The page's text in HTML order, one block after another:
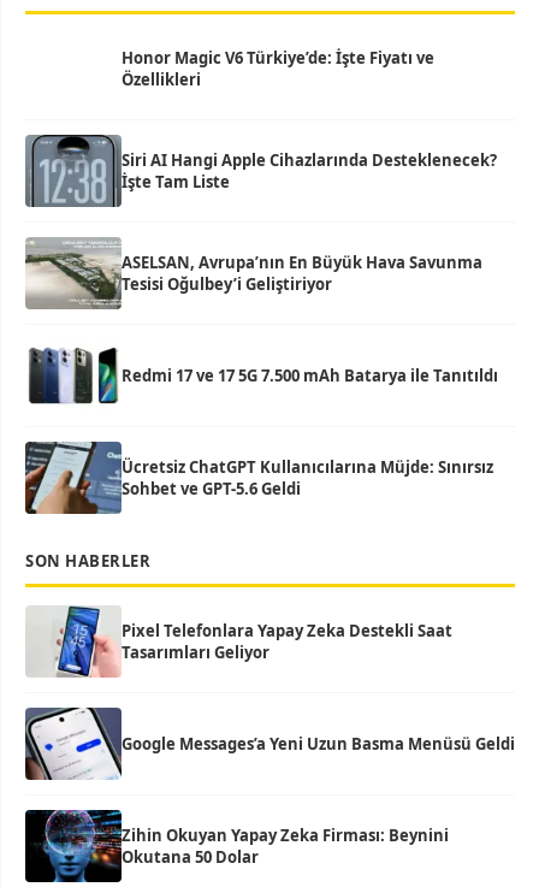
Honor Magic V6 Türkiye’de: İşte Fiyatı ve
Özellikleri
Siri AI Hangi Apple Cihazlarında Desteklenecek?
İşte Tam Liste
ASELSAN, Avrupa’nın En Büyük Hava Savunma
Tesisi Oğulbey’i Geliştiriyor
Redmi 17 ve 17 5G 7.500 mAh Batarya ile Tanıtıldı
Ücretsiz ChatGPT Kullanıcılarına Müjde: Sınırsız
Sohbet ve GPT-5.6 Geldi
SON HABERLER
Pixel Telefonlara Yapay Zeka Destekli Saat
Tasarımları Geliyor
Google Messages’a Yeni Uzun Basma Menüsü Geldi
Zihin Okuyan Yapay Zeka Firması: Beynini
Okutana 50 Dolar